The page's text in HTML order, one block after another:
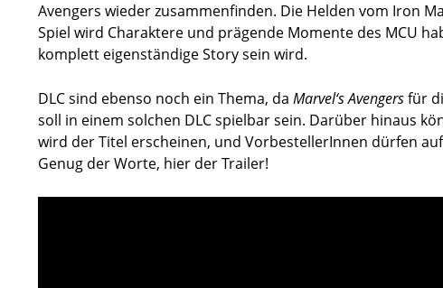
Avengers wieder zusammenfinden. Die Helden vom Iron
Spiel wird Charaktere und prägende Momente des MCU
komplett eigenständige Story sein wird.
DLC sind ebenso noch ein Thema, da Marvel‘s Avengersfür
soll in einem solchen DLC spielbar sein. Darüber hinaus
wird der Titel erscheinen, und VorbestellerInnen dürfen
Genug der Worte, hier der Trailer!